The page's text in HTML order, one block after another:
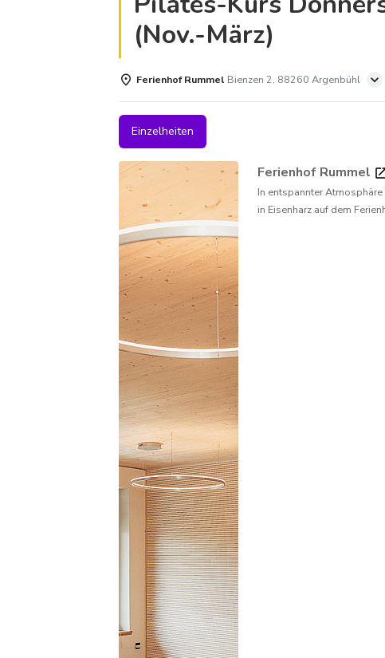
(Nov.-März)
Ferienhof Rummel Bienzen 2, 88260 Argenbühl
Einzelheiten
Ferienhof Rummel
In entspannter
in Eisenharz auf dem